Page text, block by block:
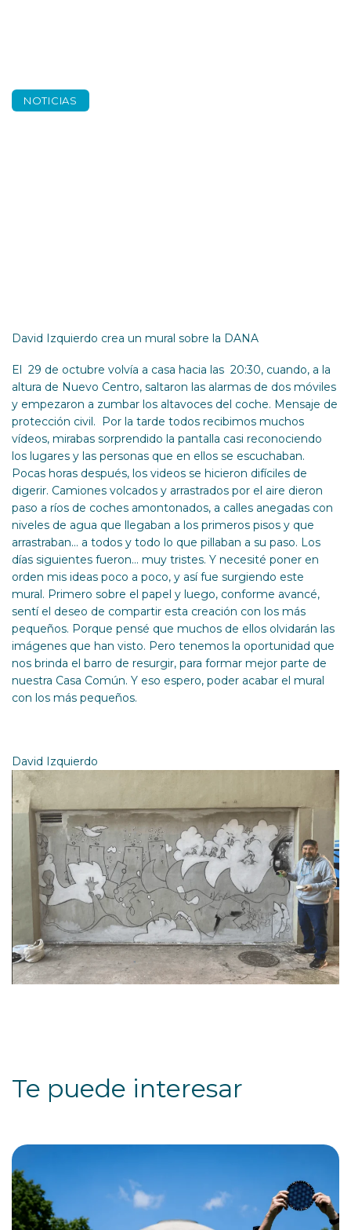
NOTICIAS
David Izquierdo crea un mural sobre la DANA
El 29 de octubre volvía a casa hacia las 20:30, cuando, a la
altura de Nuevo Centro, saltaron las alarmas de dos móviles
y empezaron a zumbar los altavoces del coche. Mensaje de
protección civil. Por la tarde todos recibimos muchos
vídeos, mirabas sorprendido la pantalla casi reconociendo
los lugares y las personas que en ellos se escuchaban.
Pocas horas después, los videos se hicieron difíciles de
digerir. Camiones volcados y arrastrados por el aire dieron
paso a ríos de coches amontonados, a calles anegadas con
niveles de agua que llegaban a los primeros pisos y que
arrastraban… a todos y todo lo que pillaban a su paso. Los
días siguientes fueron… muy tristes. Y necesité poner en
orden mis ideas poco a poco, y así fue surgiendo este
mural. Primero sobre el papel y luego, conforme avancé,
sentí el deseo de compartir esta creación con los más
pequeños. Porque pensé que muchos de ellos olvidarán las
imágenes que han visto. Pero tenemos la oportunidad que
nos brinda el barro de resurgir, para formar mejor parte de
nuestra Casa Común. Y eso espero, poder acabar el mural
con los más pequeños.
David Izquierdo
Te puede interesar